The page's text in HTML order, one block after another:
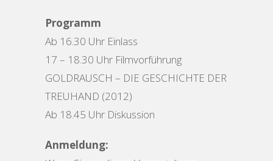
Programm
Ab 16.30 Uhr Einlass
17 – 18.30 Uhr Filmvorführung
GOLDRAUSCH – DIE GESCHICHTE DER
TREUHAND (2012)
Ab 18.45 Uhr Diskussion
Anmeldung: